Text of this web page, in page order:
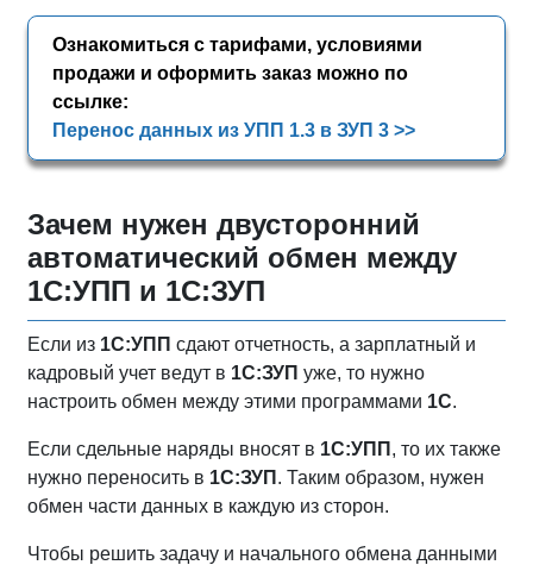
Ознакомиться с тарифами, условиями
продажи и оформить заказ можно по
ссылке:
Перенос данных из УПП 1.3 в ЗУП 3 >>
Зачем нужен двусторонний
автоматический обмен между
1С:УПП и 1С:ЗУП
Если из 1С:УПП сдают отчетность, а зарплатный и
кадровый учет ведут в 1С:ЗУП уже, то нужно
настроить обмен между этими программами 1С.
Если сдельные наряды вносят в 1С:УПП , то их также
нужно переносить в 1С:ЗУП . Таким образом, нужен
обмен части данных в каждую из сторон.
Чтобы решить задачу и начального обмена данными